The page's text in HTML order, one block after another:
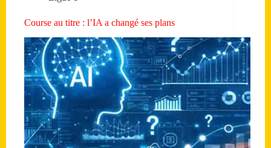
Course au titre : l’IA a changé ses plans